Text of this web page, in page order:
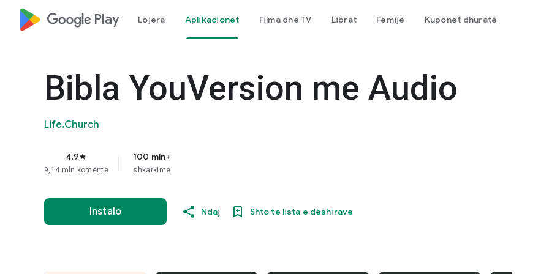
google_logo Play Lojëra Aplikacionet Filma dhe TV Librat Fëmijë Kuponët dhuratë
Bibla YouVersion me Audio
Life.Church
4,9star
9,14 mln komente
100 mln+
shkarkime
Instalo Ndaj Shto te lista e dëshirave